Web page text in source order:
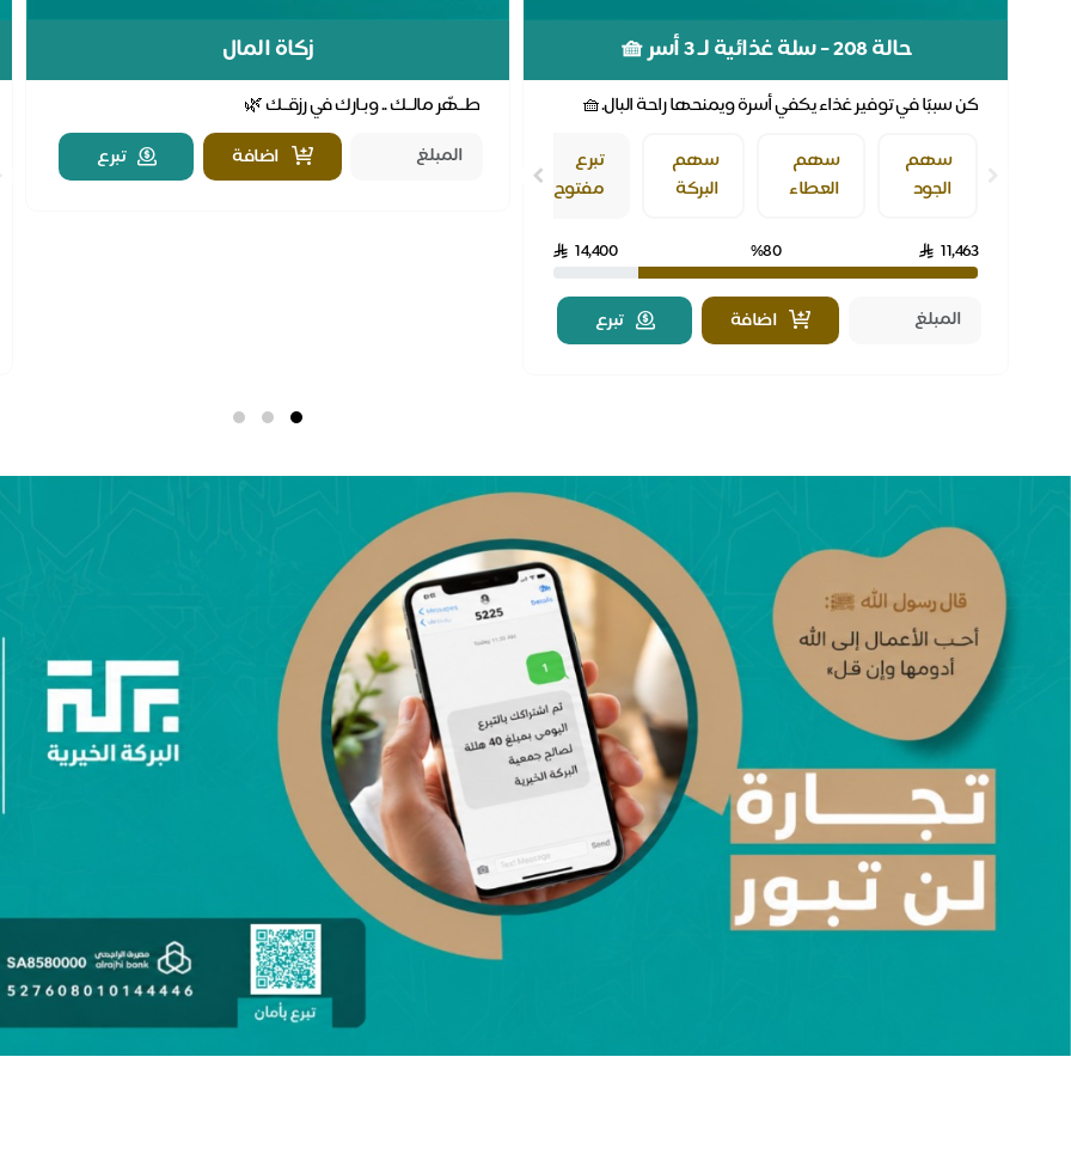
حالة 208 - سلة غذائية لـ 3 أسر 🧺
كن سببًا في توفير غذاء يكفي أسرة ويمنحها راحة البال.🧺
سهم
الجود
سهم
العطاء
سهم
البركة
تبرع
مفتوح
11,463
%80
14,400
اضافة تبرع
زكاة المال
طــهّر مالــك .. وبـارك في رزقــك 🌿
اضافة
تبرع